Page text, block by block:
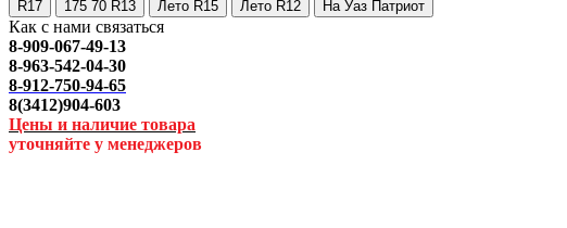
R17 175 70 R13 Лето R15 Лето R12 На Уаз Патриот
Как с нами связаться
8-909-067-49-13
8-963-542-04-30
8-912-750-94-65
8(3412)904-603
Цены и наличие товара
уточняйте у менеджеров